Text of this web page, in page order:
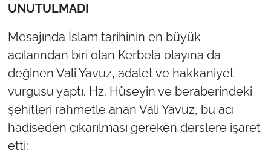
UNUTULMADI
Mesajında İslam tarihinin en büyük
acılarından biri olan Kerbela olayına da
değinen Vali Yavuz, adalet ve hakkaniyet
vurgusu yaptı. Hz. Hüseyin ve beraberindeki
şehitleri rahmetle anan Vali Yavuz, bu acı
hadiseden çıkarılması gereken derslere işaret
etti: